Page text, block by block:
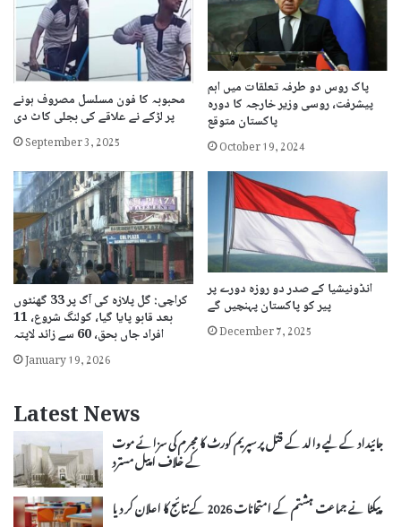
محبوبہ کا فون مسلسل مصروف ہونے
پر لڑکے نے علاقے کی بجلی کاٹ دی
September 3, 2025
پاک روس دو طرفہ تعلقات میں اہم
پیشرفت، روسی وزیر خارجہ کا دورہ
پاکستان متوقع
October 19, 2024
کراچی: گل پلازہ کی آگ پر 33 گھنٹوں
بعد قابو پایا گیا، کولنگ شروع، 11
افراد جاں بحق، 60 سے زائد لاپتہ
January 19, 2026
انڈونیشیا کے صدر دو روزہ دورے پر
پیر کو پاکستان پہنچیں گے
December 7, 2025
Latest News
جائیداد کے لیے والد کے قتل پر سپریم کورٹ کا مجرم کی سزائے موت
کے خلاف اپیل مسترد
پیکٹا نے جماعت ہشتم کے امتحانات 2026 کے نتائج کا اعلان کر دیا